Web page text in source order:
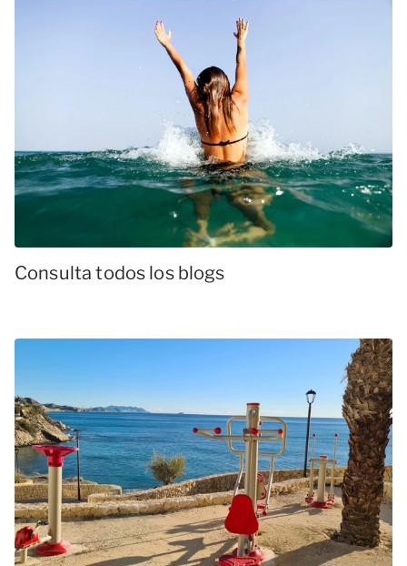
Consulta todos los blogs